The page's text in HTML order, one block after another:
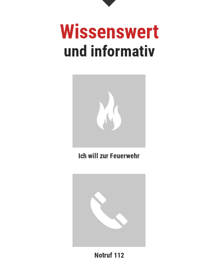
Wissenswert
und informativ
Ich will zur Feuerwehr
Notruf 112